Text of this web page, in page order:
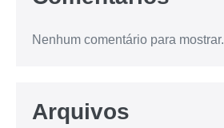
Nenhum comentário para mostrar.
Arquivos